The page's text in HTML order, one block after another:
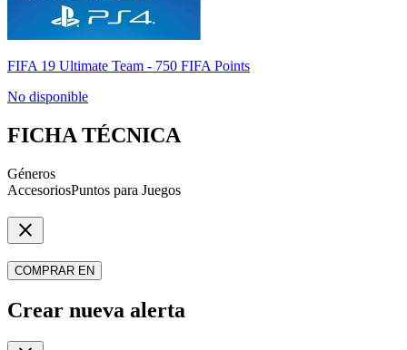
FIFA 19 Ultimate Team - 750 FIFA Points
No disponible
FICHA TÉCNICA
Géneros
AccesoriosPuntos para Juegos
close
COMPRAR EN
Crear nueva alerta